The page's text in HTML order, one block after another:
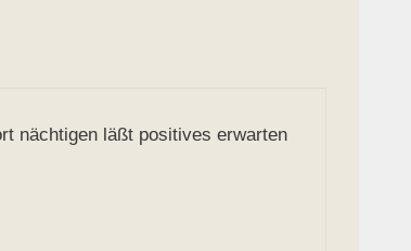
nächtigen läßt positives erwarten